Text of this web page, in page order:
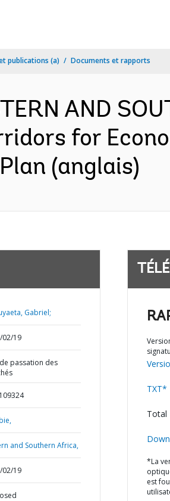
publications (a) Documents et rapports
AND
for
(anglais)
Gabriel;
02/19
passation des
and Southern Africa,
02/19
TXT*
Total
*La
est